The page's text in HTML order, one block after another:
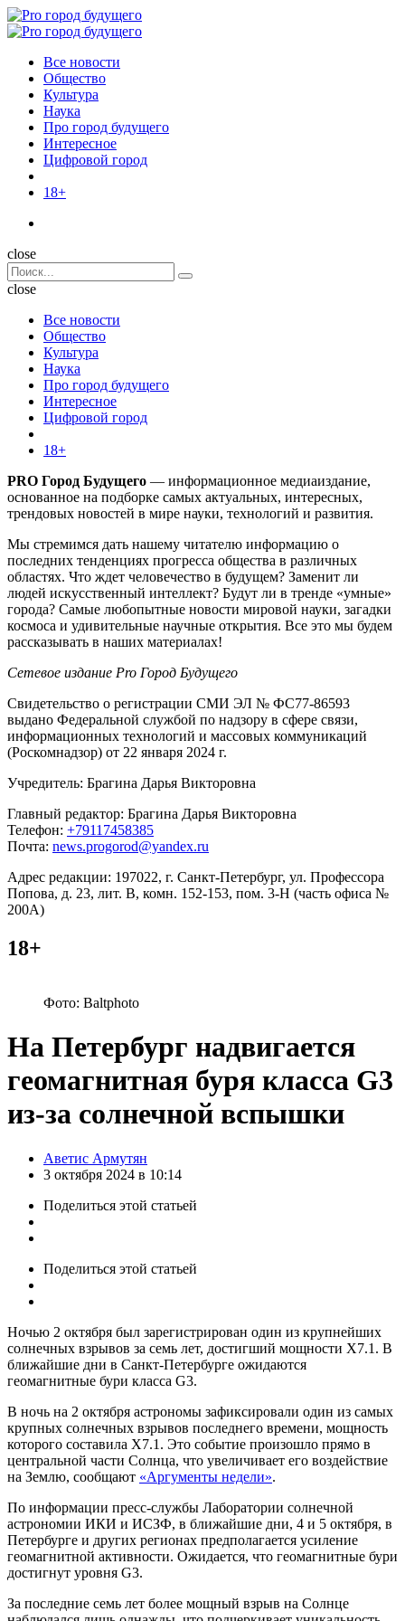
Menu
Поиск
Menu
Pro
Все новости
Общество
Культура
Наука
Про город будущего
Интересное
Цифровой город
18+
Поиск
close
Search
for:
Поиск
close
Все новости
Общество
Культура
Наука
Про город будущего
Интересное
Цифровой город
18+
PRO Город Будущего — информационное медиаиздание,
основанное на подборке самых актуальных, интересных,
трендовых новостей в мире науки, технологий и развития.
Мы стремимся дать нашему читателю информацию о
последних тенденциях прогресса общества в различных
областях. Что ждет человечество в будущем? Заменит ли
людей искусственный интеллект? Будут ли в тренде «умные»
города? Самые любопытные новости мировой науки, загадки
космоса и удивительные научные открытия. Все это мы будем
рассказывать в наших материалах!
Сетевое издание Pro Город Будущего
Свидетельство о регистрации СМИ ЭЛ № ФС77-86593
выдано Федеральной службой по надзору в сфере связи,
информационных технологий и массовых коммуникаций
(Роскомнадзор) от 22 января 2024 г.
Учредитель: Брагина Дарья Викторовна
Главный редактор: Брагина Дарья Викторовна
Телефон: +79117458385
Почта: news.progorod@yandex.ru
Адрес редакции: 197022, г. Санкт-Петербург, ул. Профессора
Попова, д. 23, лит. В, комн. 152-153, пом. 3-Н (часть офиса №
200А)
18+
Фото: Baltphoto
На Петербург надвигается
геомагнитная буря класса G3
из-за солнечной вспышки
Posted
by
Аветис Армутян
3 октября 2024 в 10:14
Поделиться этой статьей
Поделиться этой статьей
Ночью 2 октября был зарегистрирован один из крупнейших
солнечных взрывов за семь лет, достигший мощности X7.1. В
ближайшие дни в Санкт-Петербурге ожидаются
геомагнитные бури класса G3.
В ночь на 2 октября астрономы зафиксировали один из самых
крупных солнечных взрывов последнего времени, мощность
которого составила X7.1. Это событие произошло прямо в
центральной части Солнца, что увеличивает его воздействие
на Землю, сообщают «Аргументы недели».
По информации пресс-службы Лаборатории солнечной
астрономии ИКИ и ИСЗФ, в ближайшие дни, 4 и 5 октября, в
Петербурге и других регионах предполагается усиление
геомагнитной активности. Ожидается, что геомагнитные бури
достигнут уровня G3.
За последние семь лет более мощный взрыв на Солнце